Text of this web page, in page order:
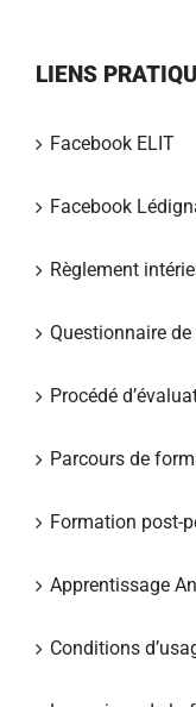
LIENS
Facebook ELIT
Facebook
Règlement
Questionnaire
Procédé
Parcours de
Formation post-
Apprentissage
Conditions